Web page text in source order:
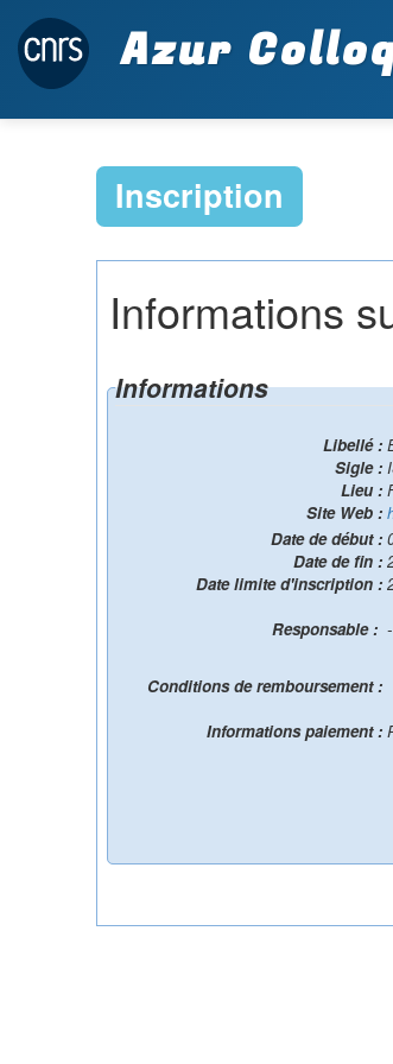
Azur
Inscription
Informations
Informations
Libellé :
Sigle :
Lieu :
Site Web :
Date de début :
Date de fin :
Date limite d'inscription :
Conditions de remboursement :
Informations paiement :